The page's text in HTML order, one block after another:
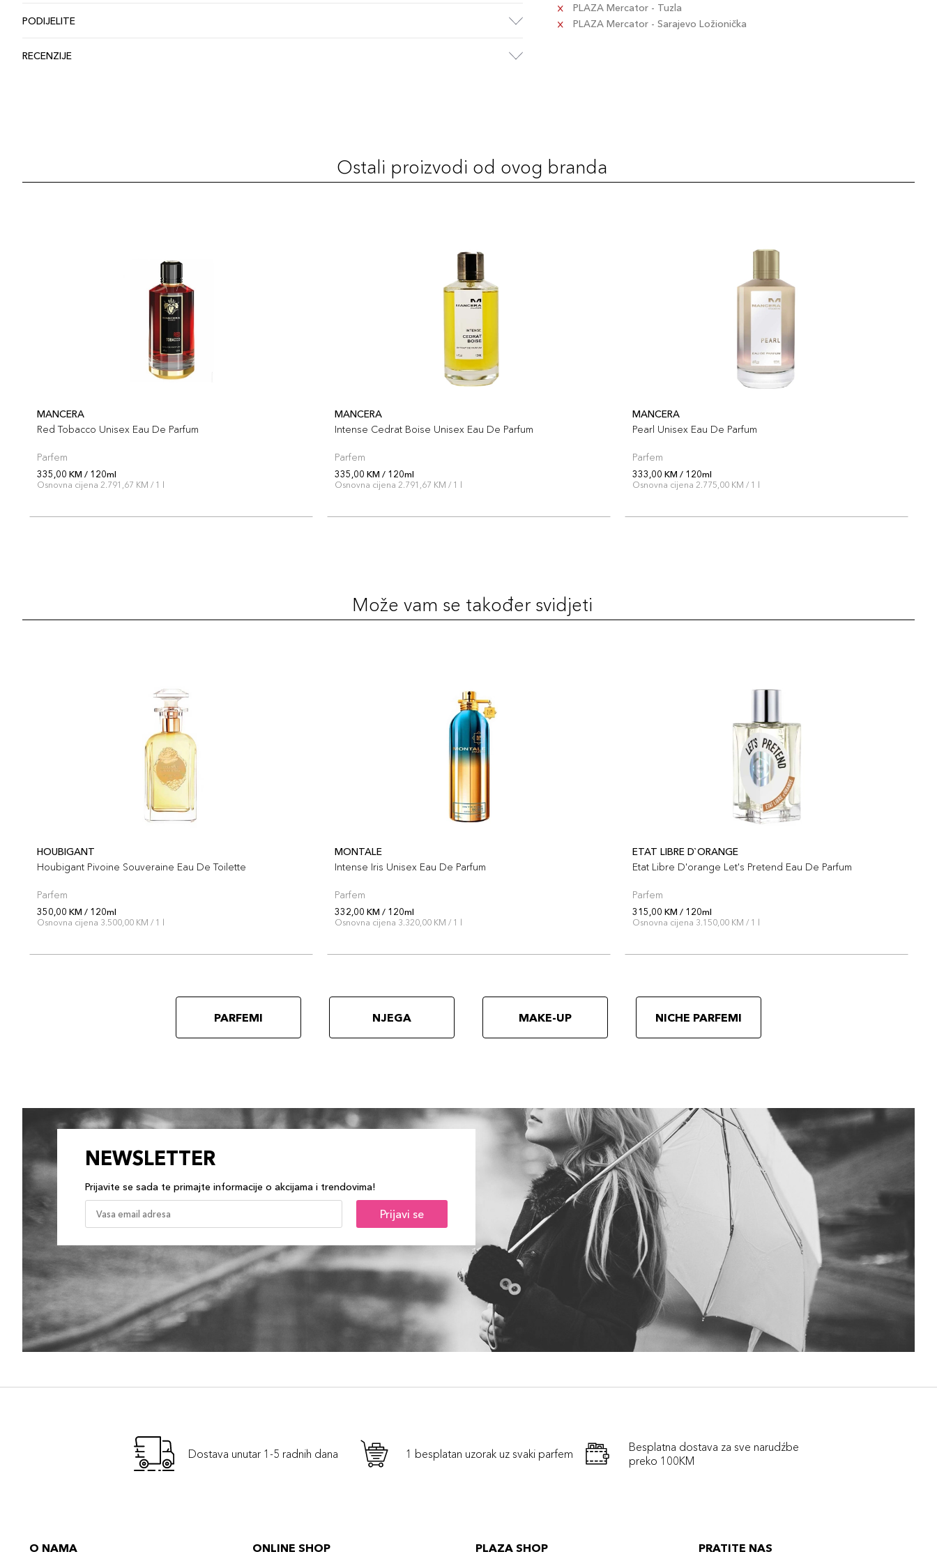
PODIJELITE
RECENZIJE
PLAZA Mercator - Tuzla
PLAZA Mercator - Sarajevo Ložionička
Ostali proizvodi od ovog branda
MANCERA
Red Tobacco Unisex Eau De Parfum
Parfem
335,00 KM / 120ml
Osnovna cijena 2.791,67 KM / 1 l
MANCERA
Intense Cedrat Boise Unisex Eau De Parfum
Parfem
335,00 KM / 120ml
Osnovna cijena 2.791,67 KM / 1 l
MANCERA
Pearl Unisex Eau De Parfum
Parfem
333,00 KM / 120ml
Osnovna cijena 2.775,00 KM / 1 l
Može vam se također svidjeti
HOUBIGANT
Houbigant Pivoine Souveraine Eau De Toilette
Parfem
350,00 KM / 120ml
Osnovna cijena 3.500,00 KM / 1 l
MONTALE
Intense Iris Unisex Eau De Parfum
Parfem
332,00 KM / 120ml
Osnovna cijena 3.320,00 KM / 1 l
ETAT LIBRE D`ORANGE
Etat Libre D'orange Let's Pretend Eau De Parfum
Parfem
315,00 KM / 120ml
Osnovna cijena 3.150,00 KM / 1 l
PARFEMI NJEGA MAKE-UP NICHE PARFEMI
NEWSLETTER
Prijavite se sada te primajte informacije o akcijama i trendovima!
Prijavi se
Dostava unutar 1-5 radnih dana 1 besplatan uzorak uz svaki parfem
Besplatna dostava za sve narudźbe
preko 100KM
O NAMA ONLINE SHOP PLAZA SHOP PRATITE NAS